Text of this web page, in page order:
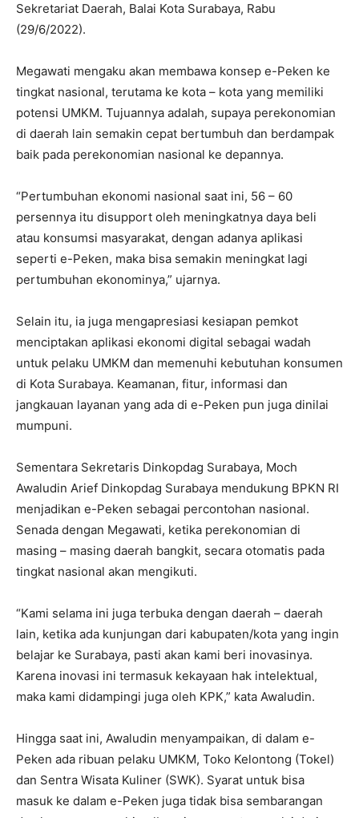
Sekretariat Daerah, Balai Kota Surabaya, Rabu
(29/6/2022).
Megawati mengaku akan membawa konsep e-Peken ke
tingkat nasional, terutama ke kota – kota yang memiliki
potensi UMKM. Tujuannya adalah, supaya perekonomian
di daerah lain semakin cepat bertumbuh dan berdampak
baik pada perekonomian nasional ke depannya.
“Pertumbuhan ekonomi nasional saat ini, 56 – 60
persennya itu disupport oleh meningkatnya daya beli
atau konsumsi masyarakat, dengan adanya aplikasi
seperti e-Peken, maka bisa semakin meningkat lagi
pertumbuhan ekonominya,” ujarnya.
Selain itu, ia juga mengapresiasi kesiapan pemkot
menciptakan aplikasi ekonomi digital sebagai wadah
untuk pelaku UMKM dan memenuhi kebutuhan konsumen
di Kota Surabaya. Keamanan, fitur, informasi dan
jangkauan layanan yang ada di e-Peken pun juga dinilai
mumpuni.
Sementara Sekretaris Dinkopdag Surabaya, Moch
Awaludin Arief Dinkopdag Surabaya mendukung BPKN RI
menjadikan e-Peken sebagai percontohan nasional.
Senada dengan Megawati, ketika perekonomian di
masing – masing daerah bangkit, secara otomatis pada
tingkat nasional akan mengikuti.
“Kami selama ini juga terbuka dengan daerah – daerah
lain, ketika ada kunjungan dari kabupaten/kota yang ingin
belajar ke Surabaya, pasti akan kami beri inovasinya.
Karena inovasi ini termasuk kekayaan hak intelektual,
maka kami didampingi juga oleh KPK,” kata Awaludin.
Hingga saat ini, Awaludin menyampaikan, di dalam e-
Peken ada ribuan pelaku UMKM, Toko Kelontong (Tokel)
dan Sentra Wisata Kuliner (SWK). Syarat untuk bisa
masuk ke dalam e-Peken juga tidak bisa sembarangan